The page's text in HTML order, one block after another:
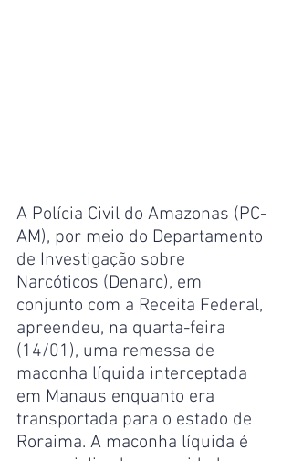
A Polícia Civil do Amazonas (PC-
AM), por meio do Departamento
de Investigação sobre
Narcóticos (Denarc), em
conjunto com a Receita Federal,
apreendeu, na quarta-feira
(14/01), uma remessa de
maconha líquida interceptada
em Manaus enquanto era
transportada para o estado de
Roraima. A maconha líquida é